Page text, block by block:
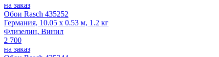
на заказ
Обои Rasch 435252
Германия, 10.05 x 0.53 м, 1.2 кг
Флизелин, Винил
2 700
на заказ